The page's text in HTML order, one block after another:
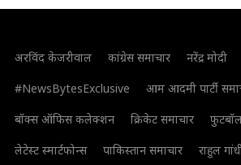
अरविंद केजरीवाल कांग्रेस समाचार नरेंद्र मोदी
#NewsBytesExclusive
आम आदमी पार्टी
बॉक्स ऑफिस कलेक्शन
क्रिकेट समाचार
लेटेस्ट स्मार्टफोन्स
पाकिस्तान समाचार राहुल